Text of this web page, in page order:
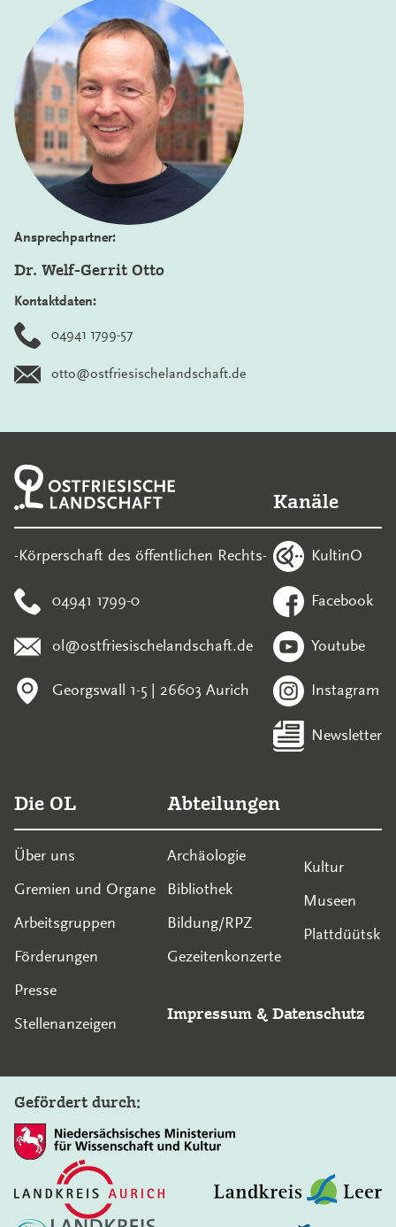
Ansprechpartner:
Dr. Welf-Gerrit Otto
Kontaktdaten:
04941 1799-57
otto@ostfriesischelandschaft.de
-Körperschaft des öffentlichen Rechts-
04941 1799-0
ol@ostfriesischelandschaft.de
Georgswall 1-5 | 26603 Aurich
Kanäle
KultinO
Facebook
Youtube
Instagram
Newsletter
Die OL
Über uns
Gremien und Organe
Arbeitsgruppen
Förderungen
Presse
Stellenanzeigen
Abteilungen
Archäologie
Bibliothek
Bildung/RPZ
Gezeitenkonzerte
Kultur
Museen
Plattdüütsk
Impressum & Datenschutz
Gefördert durch: